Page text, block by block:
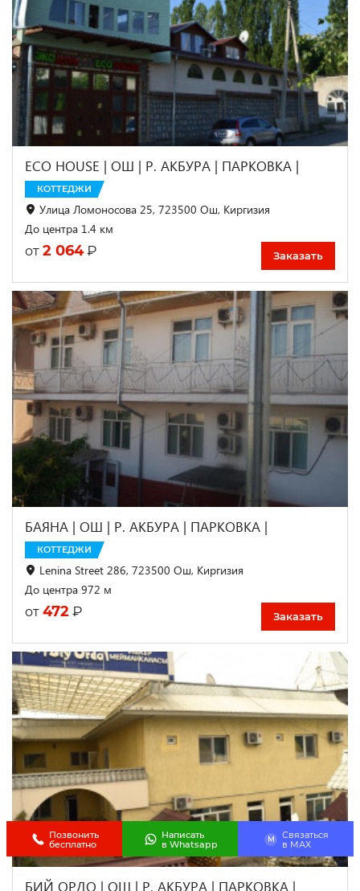
ECO HOUSE | ОШ | Р. АКБУРА | ПАРКОВКА |
КОТТЕДЖИ
Улица Ломоносова 25, 723500 Ош, Киргизия
До центра 1.4 км
от 2 064 ₽ Заказать
БАЯНА | ОШ | Р. АКБУРА | ПАРКОВКА |
КОТТЕДЖИ
Lenina Street 286, 723500 Ош, Киргизия
До центра 972 м
от 472 ₽ Заказать
БИЙ ОРДО | ОШ | Р. АКБУРА | ПАРКОВКА |
Позвонить
бесплатно
Написать
в Whatsapp
M
Связаться
в МАХ